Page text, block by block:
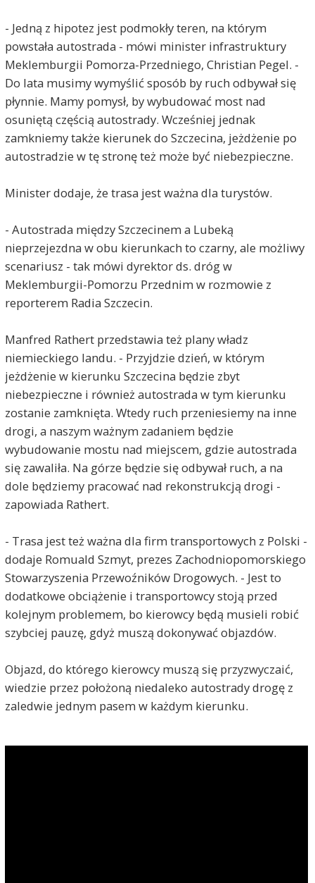
- Jedną z hipotez jest podmokły teren, na którym
powstała autostrada - mówi minister infrastruktury
Meklemburgii Pomorza-Przedniego, Christian Pegel. -
Do lata musimy wymyślić sposób by ruch odbywał się
płynnie. Mamy pomysł, by wybudować most nad
osuniętą częścią autostrady. Wcześniej jednak
zamkniemy także kierunek do Szczecina, jeżdżenie po
autostradzie w tę stronę też może być niebezpieczne.
Minister dodaje, że trasa jest ważna dla turystów.
- Autostrada między Szczecinem a Lubeką
nieprzejezdna w obu kierunkach to czarny, ale możliwy
scenariusz - tak mówi dyrektor ds. dróg w
Meklemburgii-Pomorzu Przednim w rozmowie z
reporterem Radia Szczecin.
Manfred Rathert przedstawia też plany władz
niemieckiego landu. - Przyjdzie dzień, w którym
jeżdżenie w kierunku Szczecina będzie zbyt
niebezpieczne i również autostrada w tym kierunku
zostanie zamknięta. Wtedy ruch przeniesiemy na inne
drogi, a naszym ważnym zadaniem będzie
wybudowanie mostu nad miejscem, gdzie autostrada
się zawaliła. Na górze będzie się odbywał ruch, a na
dole będziemy pracować nad rekonstrukcją drogi -
zapowiada Rathert.
- Trasa jest też ważna dla firm transportowych z Polski -
dodaje Romuald Szmyt, prezes Zachodniopomorskiego
Stowarzyszenia Przewoźników Drogowych. - Jest to
dodatkowe obciążenie i transportowcy stoją przed
kolejnym problemem, bo kierowcy będą musieli robić
szybciej pauzę, gdyż muszą dokonywać objazdów.
Objazd, do którego kierowcy muszą się przyzwyczaić,
wiedzie przez położoną niedaleko autostrady drogę z
zaledwie jednym pasem w każdym kierunku.